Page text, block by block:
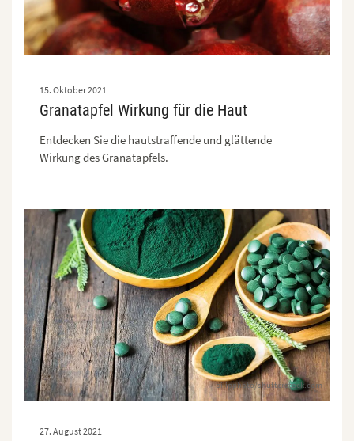
Granatapfel Wirkung für die Haut
15. Oktober 2021
Entdecken Sie die hautstraffende und glättende
Wirkung des Granatapfels.
pilipphoto/shutterstock.com
27. August 2021